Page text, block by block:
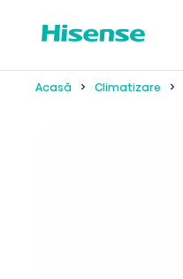
Acasă Climatizare